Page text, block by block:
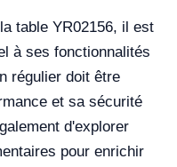
table YR02156, il est
à ses fonctionnalités
régulier doit être
et sa sécurité
d'explorer
pour enrichir